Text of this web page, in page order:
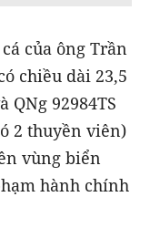
của ông Trần
chiều dài 23,5
92984TS
2 thuyền viên)
vùng biển
hành chính